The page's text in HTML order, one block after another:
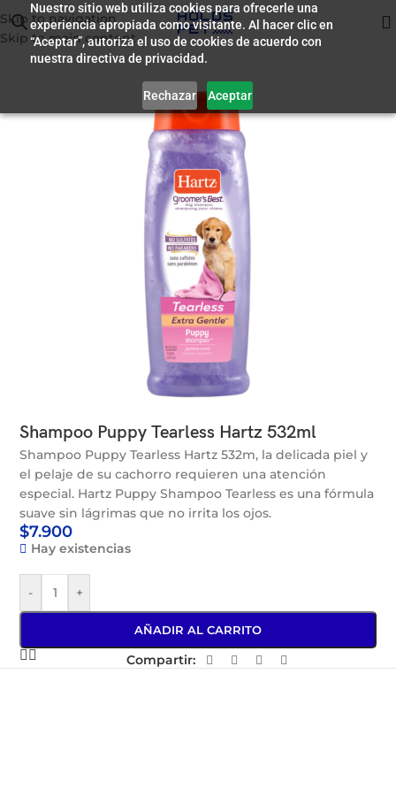
Nuestro sitio web utiliza cookies para ofrecerle una
experiencia apropiada como visitante. Al hacer clic en
“Aceptar”, autoriza el uso de cookies de acuerdo con
nuestra directiva de privacidad.
Rechazar Aceptar
Skip to navigation
Skip to main content
Inicio/Farmacia
Shampoo Puppy Tearless Hartz 532ml
Shampoo Puppy Tearless Hartz 532m, la delicada piel y
el pelaje de su cachorro requieren una atención
especial. Hartz Puppy Shampoo Tearless es una fórmula
suave sin lágrimas que no irrita los ojos.
$7.900
Hay existencias
- +
AÑADIR AL CARRITO
Compartir: